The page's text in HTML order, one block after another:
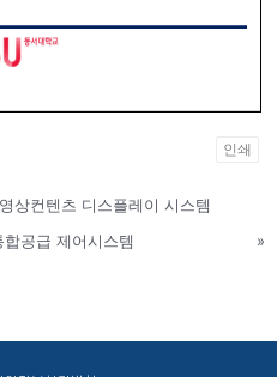
인쇄
상컨텐츠 디스플레이 시스템
공급 제어시스템
»